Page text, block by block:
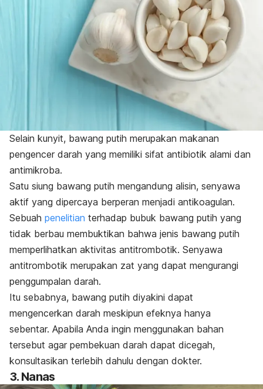
Selain kunyit, bawang putih merupakan makanan
pengencer darah yang memiliki sifat antibiotik alami dan
antimikroba.
Satu siung bawang putih mengandung alisin, senyawa
aktif yang dipercaya berperan menjadi antikoagulan.
Sebuah penelitian terhadap bubuk bawang putih yang
tidak berbau membuktikan bahwa jenis bawang putih
memperlihatkan aktivitas antitrombotik. Senyawa
antitrombotik merupakan zat yang dapat mengurangi
penggumpalan darah.
Itu sebabnya, bawang putih diyakini dapat
mengencerkan darah meskipun efeknya hanya
sebentar. Apabila Anda ingin menggunakan bahan
tersebut agar pembekuan darah dapat dicegah,
konsultasikan terlebih dahulu dengan dokter.
3. Nanas